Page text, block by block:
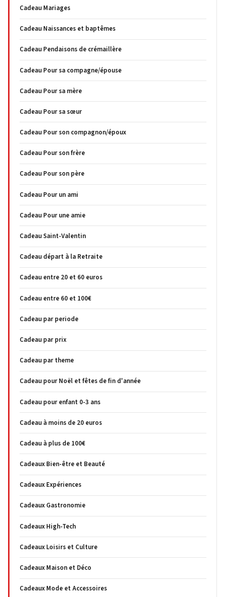
Cadeau Mariages
Cadeau Naissances et baptêmes
Cadeau Pendaisons de crémaillère
Cadeau Pour sa compagne/épouse
Cadeau Pour sa mère
Cadeau Pour sa sœur
Cadeau Pour son compagnon/époux
Cadeau Pour son frère
Cadeau Pour son père
Cadeau Pour un ami
Cadeau Pour une amie
Cadeau Saint-Valentin
Cadeau départ à la Retraite
Cadeau entre 20 et 60 euros
Cadeau entre 60 et 100€
Cadeau par periode
Cadeau par prix
Cadeau par theme
Cadeau pour Noël et fêtes de fin d'année
Cadeau pour enfant 0-3 ans
Cadeau à moins de 20 euros
Cadeau à plus de 100€
Cadeaux Bien-être et Beauté
Cadeaux Expériences
Cadeaux Gastronomie
Cadeaux High-Tech
Cadeaux Loisirs et Culture
Cadeaux Maison et Déco
Cadeaux Mode et Accessoires